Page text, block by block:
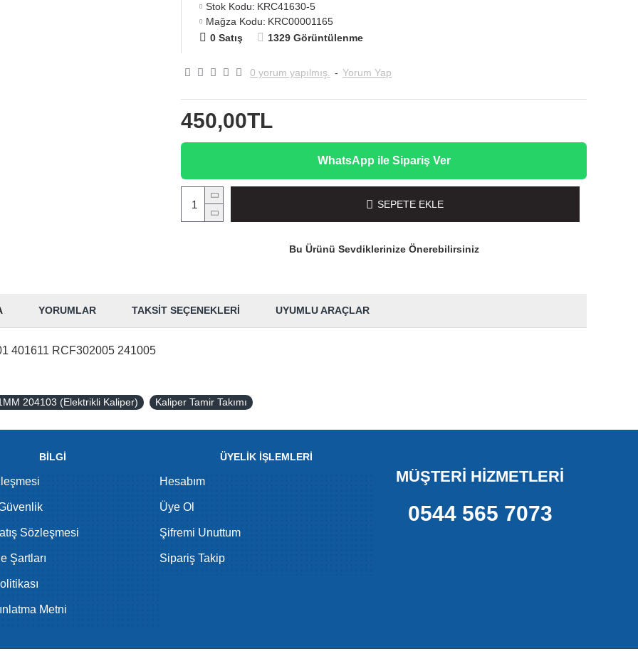
Stok Kodu: KRC41630-5
Mağza Kodu: KRC00001165
0 Satış
1329 Görüntülenme
0 yorum yapılmış. - Yorum Yap
450,00TL
WhatsApp ile Sipariş Ver
SEPETE EKLE
Bu Ürünü Sevdiklerinize Önerebilirsiniz
YORUMLAR TAKSIT SEÇENEKLERI UYUMLU ARAÇLAR
401611 RCF302005 241005
204103 (Elektrikli Kaliper) Kaliper Tamir Takımı
BİLGİ
Sözleşmesi
Şartları
Metni
ÜYELİK İŞLEMLERİ
Hesabım
Üye Ol
Şifremi Unuttum
Sipariş Takip
MÜŞTERİ HİZMETLERİ
0544 565 7073